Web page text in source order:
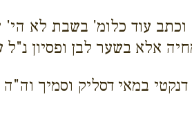
עוד כלומ' בשבת לא
אלא בשער לבן ופסיון נ"ל
במאי דסליק וסמיך וה"ה